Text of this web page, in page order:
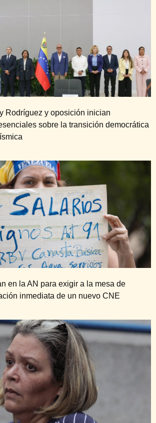
Rodríguez y oposición inician
sobre la transición democrática
en la AN para exigir a la mesa de
inmediata de un nuevo CNE